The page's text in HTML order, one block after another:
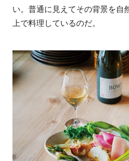
い。普通に見えてその背景を自
上で料理しているのだ。